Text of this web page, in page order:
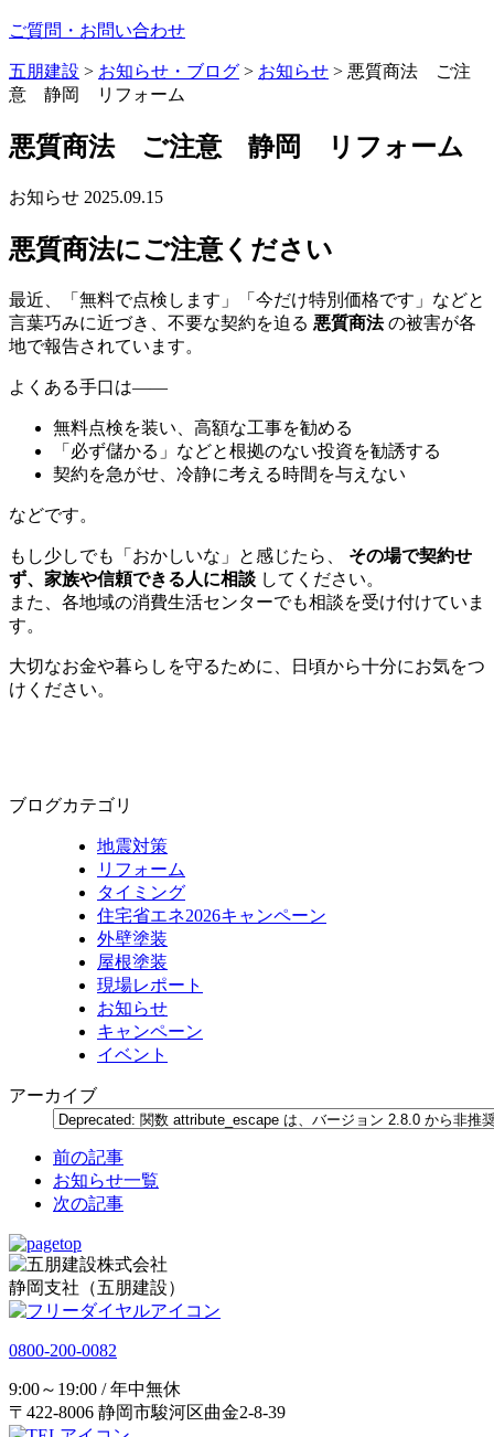
ご質問・お問い合わせ
五朋建設 > お知らせ・ブログ > お知らせ > 悪質商法 ご注
意 静岡 リフォーム
悪質商法 ご注意 静岡 リフォーム
お知らせ 2025.09.15
悪質商法にご注意ください
最近、「無料で点検します」「今だけ特別価格です」などと
言葉巧みに近づき、不要な契約を迫る 悪質商法の被害が各
地で報告されています。
よくある手口は――
無料点検を装い、高額な工事を勧める
「必ず儲かる」などと根拠のない投資を勧誘する
契約を急がせ、冷静に考える時間を与えない
などです。
もし少しでも「おかしいな」と感じたら、 その場で契約せ
ず、家族や信頼できる人に相談 してください。
また、各地域の消費生活センターでも相談を受け付けていま
す。
大切なお金や暮らしを守るために、日頃から十分にお気をつ
けください。
ブログカテゴリ
地震対策
リフォーム
タイミング
住宅省エネ2026キャンペーン
外壁塗装
屋根塗装
現場レポート
お知らせ
キャンペーン
イベント
アーカイブ
前の記事
お知らせ一覧
次の記事
静岡支社（五朋建設）
0800-200-0082
9:00～19:00 / 年中無休
〒422-8006 静岡市駿河区曲金2-8-39